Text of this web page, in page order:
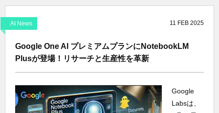
AI News 11 FEB 2025
Google One AI プレミアムプランにNotebookLM
Plusが登場！リサーチと生産性を革新
Google
Labsは、